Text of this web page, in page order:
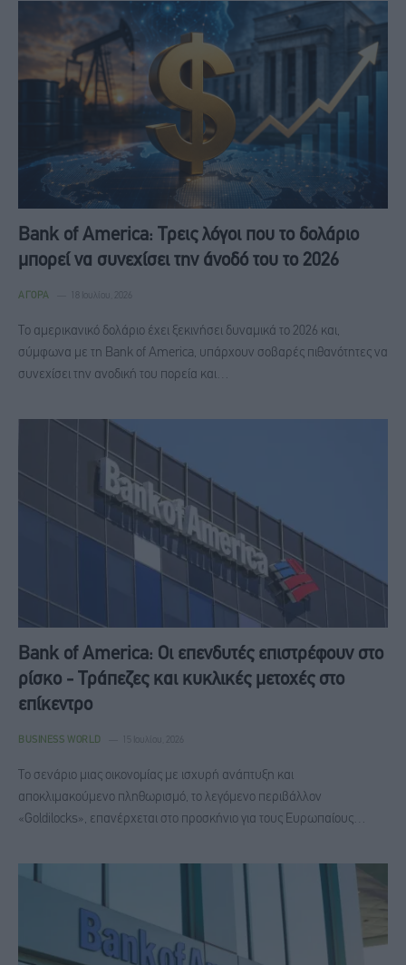
Bank of America: Τρεις λόγοι που το δολάριο
μπορεί να συνεχίσει την άνοδό του το 2026
ΑΓΟΡΆ 18 Ιουλίου, 2026
Το αμερικανικό δολάριο έχει ξεκινήσει δυναμικά το 2026 και,
σύμφωνα με τη Bank of America, υπάρχουν σοβαρές πιθανότητες να
συνεχίσει την ανοδική του πορεία και…
Bank of America: Οι επενδυτές επιστρέφουν στο
ρίσκο - Τράπεζες και κυκλικές μετοχές στο
επίκεντρο
BUSINESS WORLD 15 Ιουλίου, 2026
Το σενάριο μιας οικονομίας με ισχυρή ανάπτυξη και
αποκλιμακούμενο πληθωρισμό, το λεγόμενο περιβάλλον
«Goldilocks», επανέρχεται στο προσκήνιο για τους Ευρωπαίους…